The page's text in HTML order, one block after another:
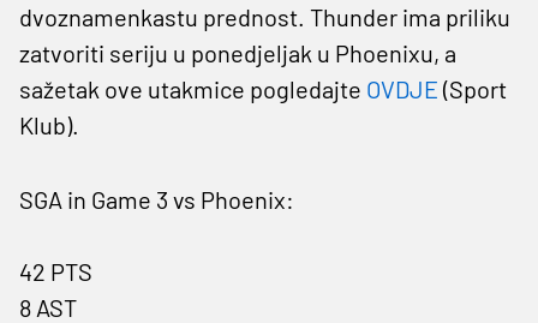
dvoznamenkastu prednost. Thunder ima priliku
zatvoriti seriju u ponedjeljak u Phoenixu, a
sažetak ove utakmice pogledajte OVDJE (Sport
Klub).
SGA in Game 3 vs Phoenix:
42 PTS
8 AST